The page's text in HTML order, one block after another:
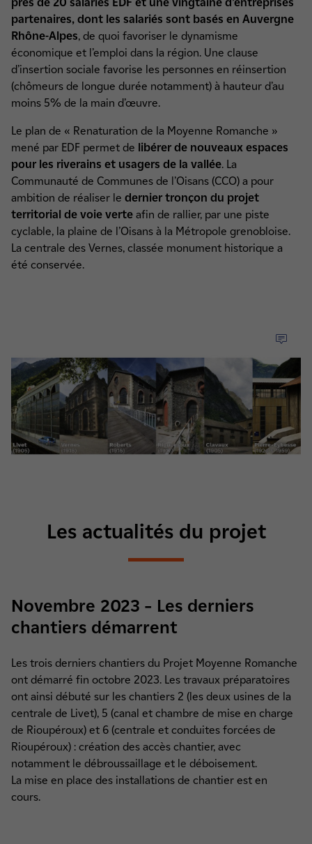
partenaires, dont les salariés sont basés en Auvergne
Rhône-Alpes, de quoi favoriser le dynamisme
économique et l’emploi dans la région. Une clause
d’insertion sociale favorise les personnes en réinsertion
(chômeurs de longue durée notamment) à hauteur d’au
moins 5% de la main d’œuvre.
Le plan de « Renaturation de la Moyenne Romanche »
mené par EDF permet de libérer de nouveaux espaces
pour les riverains et usagers de la vallée. La
Communauté de Communes de l’Oisans (CCO) a pour
ambition de réaliser le dernier tronçon du projet
territorial de voie verte afin de rallier, par une piste
cyclable, la plaine de l’Oisans à la Métropole grenobloise.
La centrale des Vernes, classée monument historique a
été conservée.
Les actualités du projet
Novembre 2023 – Les derniers
chantiers démarrent
Les trois derniers chantiers du Projet Moyenne Romanche
ont démarré fin octobre 2023. Les travaux préparatoires
ont ainsi débuté sur les chantiers 2 (les deux usines de la
centrale de Livet), 5 (canal et chambre de mise en charge
de Rioupéroux) et 6 (centrale et conduites forcées de
Rioupéroux) : création des accès chantier, avec
notamment le débroussaillage et le déboisement.
La mise en place des installations de chantier est en
cours.